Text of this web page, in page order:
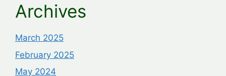
Archives
March 2025
February 2025
May 2024